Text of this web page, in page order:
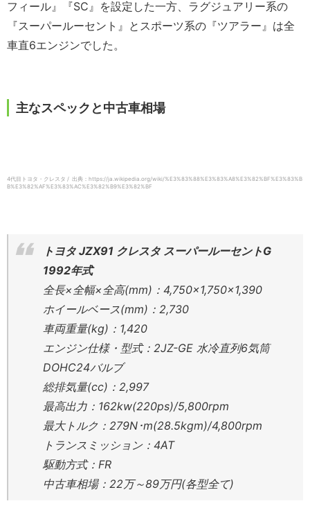
フィール』『SC』を設定した一方、ラグジュアリー系の
『スーパールーセント』とスポーツ系の『ツアラー』は全
車直6エンジンでした。
主なスペックと中古車相場
4代目トヨタ・クレスタ / 出典：https://ja.wikipedia.org/wiki/%E3%83%88%E3%83%A8%E3%82%BF%E3%83%B
B%E3%82%AF%E3%83%AC%E3%82%B9%E3%82%BF
トヨタ JZX91 クレスタ スーパールーセントG
1992年式
全長×全幅×全高(mm)：4,750×1,750×1,390
ホイールベース(mm)：2,730
車両重量(kg)：1,420
エンジン仕様・型式：2JZ-GE 水冷直列6気筒
DOHC24バルブ
総排気量(cc)：2,997
最高出力：162kw(220ps)/5,800rpm
最大トルク：279N･m(28.5kgm)/4,800rpm
トランスミッション：4AT
駆動方式：FR
中古車相場：22万～89万円(各型全て)